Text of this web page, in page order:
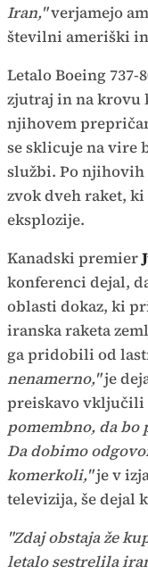
Iran,"verjamejo
številni ameriški
Letalo Boeing
zjutraj in na krovu
njihovem
se sklicuje na vire
službi. Po njihovih
zvok dveh raket,
eksplozije.
Kanadski premier
konferenci dejal,
oblasti dokaz, ki
iranska raketa
ga pridobili od
nenamerno,"je
preiskavo
pomembno, da
Da dobimo
komerkoli,"je v
televizija, še dejal
"Zdaj obstaja že
letalo sestrelila